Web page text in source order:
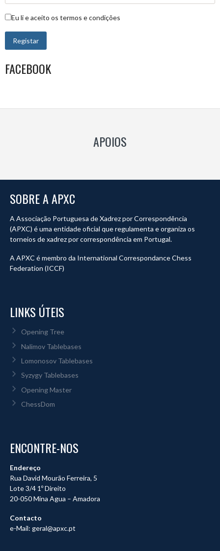
Eu li e aceito os termos e condições
FACEBOOK
APOIOS
SOBRE A APXC
A Associação Portuguesa de Xadrez por Correspondência
(APXC) é uma entidade oficial que regulamenta e organiza os
torneios de xadrez por correspondência em Portugal.
A APXC é membro da International Correspondance Chess
Federation (ICCF)
LINKS ÚTEIS
Opening Tree
Nalimov Tablebases
Lomonosov Tablebases
Syzygy Tablebases
Opening Master
ChessDom
ENCONTRE-NOS
Endereço
Rua David Mourão Ferreira, 5
Lote 3/4 1º Direito
20-050 Mina Agua – Amadora
Contacto
e-Mail: geral@apxc.pt